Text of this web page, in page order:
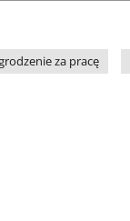
za pracę